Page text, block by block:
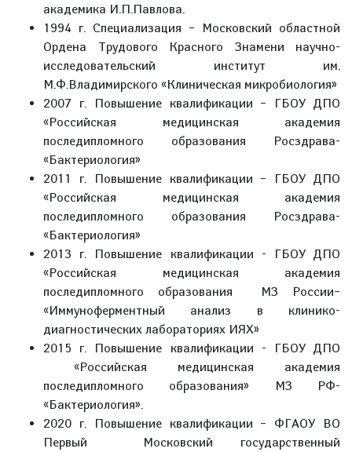
академика И.П.Павлова.
1994 г. Специализация – Московский областной
Ордена Трудового Красного Знамени научно-
исследовательский институт им.
М.Ф.Владимирского «Клиническая микробиология»
2007 г. Повышение квалификации – ГБОУ ДПО
«Российская медицинская академия
последипломного образования Росздрава-
«Бактериология»
2011 г. Повышение квалификации – ГБОУ ДПО
«Российская медицинская академия
последипломного образования Росздрава-
«Бактериология»
2013 г. Повышение квалификации - ГБОУ ДПО
«Российская медицинская академия
последипломного образования МЗ России–
«Иммуноферментный анализ в клинико-
диагностических лабораториях ИЯХ»
2015 г. Повышение квалификации - ГБОУ ДПО
«Российская медицинская академия
последипломного образования» МЗ РФ-
«Бактериология».
2020 г. Повышение квалификации – ФГАОУ ВО
Первый Московский государственный